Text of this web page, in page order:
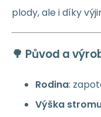
plody, ale i díky
🌳 Původ a
Rodina:
Výška